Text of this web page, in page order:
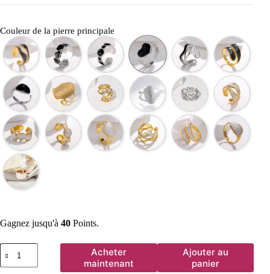
Couleur de la pierre principale
Gagnez jusqu'à 40 Points.
quantité
de
Bague
Acheter
maintenant
Ajouter au
panier